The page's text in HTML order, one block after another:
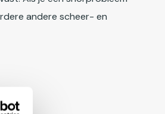
andere scheer- en